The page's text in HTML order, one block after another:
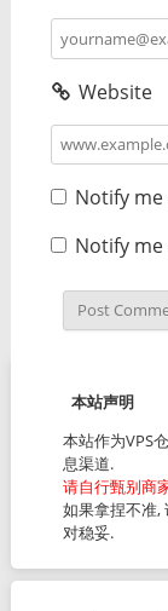
Website
Notify
Notify
本站声明
本站作为VPS
息渠道.
请自行甄别商
如果拿捏不准,
对稳妥.